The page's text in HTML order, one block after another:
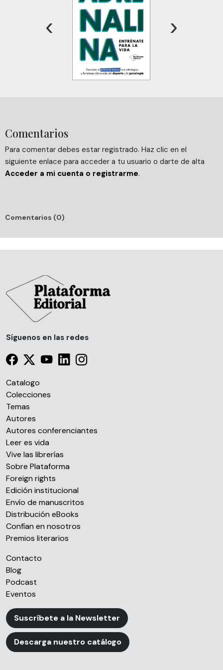
web, quienes pueden combinarla con otra información
que les haya proporcionado o que hayan recopilado a
partir del uso que haya hecho de sus servicios.
‹ ›
Comentarios
Para comentar debes estar registrado. Haz clic en el
siguiente enlace para acceder a tu usuario o darte de alta
Acceder a mi cuenta o registrarme.
Comentarios (0)
Síguenos en las redes
Catalogo
Colecciones
Temas
Autores
Autores conferenciantes
Leer es vida
Vive las librerías
Sobre Plataforma
Foreign rights
Edición institucional
Envío de manuscritos
Distribución eBooks
Confían en nosotros
Premios literarios
Contacto
Blog
Podcast
Eventos
Suscríbete a la Newsletter
Descarga nuestro catálogo